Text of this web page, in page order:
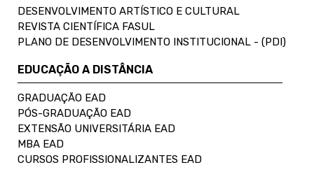
DESENVOLVIMENTO ARTÍSTICO E CULTURAL
REVISTA CIENTÍFICA FASUL
PLANO DE DESENVOLVIMENTO INSTITUCIONAL - (PDI)
EDUCAÇÃO A DISTÂNCIA
GRADUAÇÃO EAD
PÓS-GRADUAÇÃO EAD
EXTENSÃO UNIVERSITÁRIA EAD
MBA EAD
CURSOS PROFISSIONALIZANTES EAD